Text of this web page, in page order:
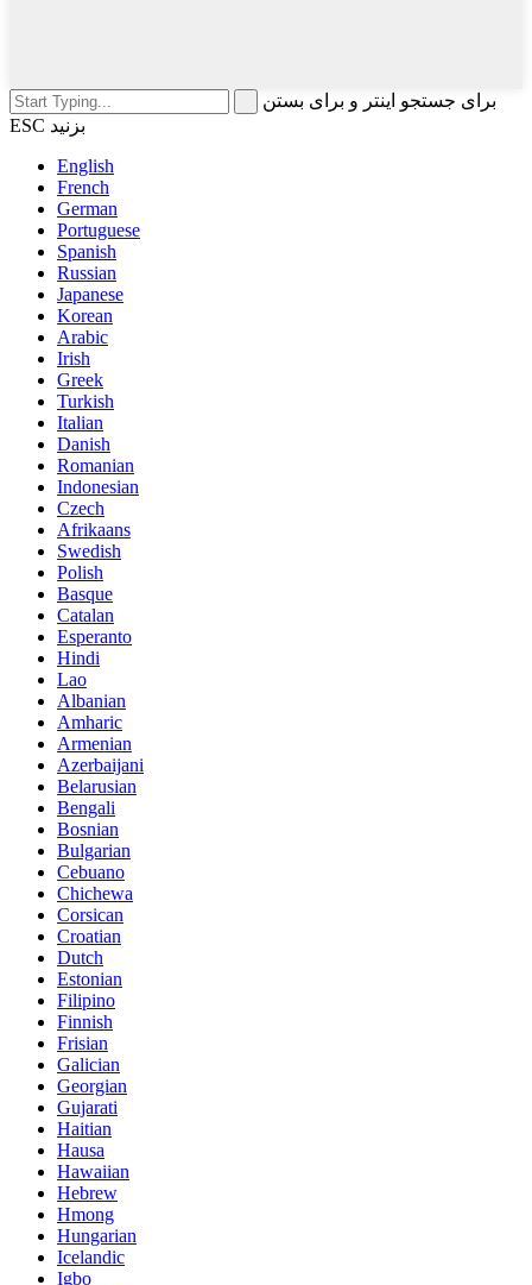
برای جستجو اینتر و برای بستن
ESC بزنید
English
French
German
Portuguese
Spanish
Russian
Japanese
Korean
Arabic
Irish
Greek
Turkish
Italian
Danish
Romanian
Indonesian
Czech
Afrikaans
Swedish
Polish
Basque
Catalan
Esperanto
Hindi
Lao
Albanian
Amharic
Armenian
Azerbaijani
Belarusian
Bengali
Bosnian
Bulgarian
Cebuano
Chichewa
Corsican
Croatian
Dutch
Estonian
Filipino
Finnish
Frisian
Galician
Georgian
Gujarati
Haitian
Hausa
Hawaiian
Hebrew
Hmong
Hungarian
Icelandic
Igbo